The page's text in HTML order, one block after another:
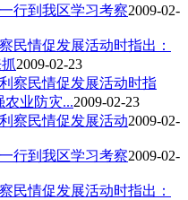
行到我区学习考察2009-02-
民情促发展活动时指出：
2009-02-23
察民情促发展活动时指
农业防灾...2009-02-23
察民情促发展活动2009-02-
行到我区学习考察2009-02-
民情促发展活动时指出：